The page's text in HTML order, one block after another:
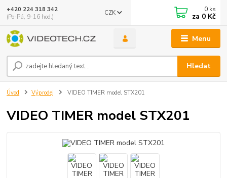
Menu
CZK
Hledat
+420 224 318 342
(Po-Pá, 9-16 hod.)
0 ks
za 0 Kč
Úvod Výprodej VIDEO TIMER model STX201
VIDEO TIMER model STX201